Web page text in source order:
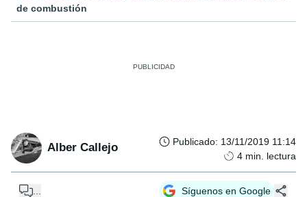
de combustión
Alber Callejo Publicado: 13/11/2019 11:14
4 min. lectura
Síguenos en Google